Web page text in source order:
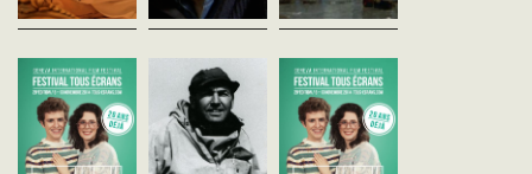
THE 48 HOUR FILM
PROJECT 1
vost
Le Festival Tous Ecrans /
Geneva International Film
Festival et le 48 Hour Film
Project proposent des soirées
Pierre Perrault,
l'action parlée
France - 1968
Cinéastes, de notre tempsLe
son tout comme le sens des
mots sont fondamentaux
pour Pierre Perrault qui
Table-ronde :
cinéphilie et ses
vost
Rétrospective
de l’œuvre de Janine